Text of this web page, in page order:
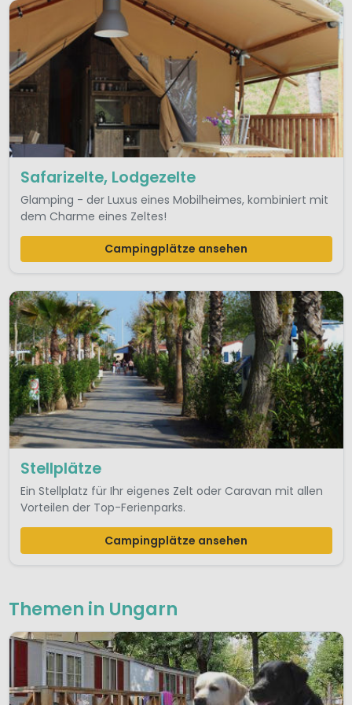
Safarizelte, Lodgezelte
Glamping - der Luxus eines Mobilheimes, kombiniert mit
dem Charme eines Zeltes!
Campingplätze ansehen
Stellplätze
Ein Stellplatz für Ihr eigenes Zelt oder Caravan mit allen
Vorteilen der Top-Ferienparks.
Campingplätze ansehen
Themen in Ungarn